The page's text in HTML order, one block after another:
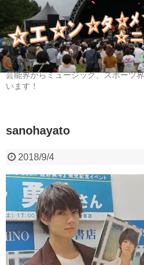
芸能界からミュージック、スポーツ
います！
sanohayato
2018/9/4